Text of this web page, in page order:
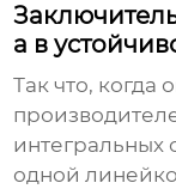
а в
Так что, когда
интегральных
одной